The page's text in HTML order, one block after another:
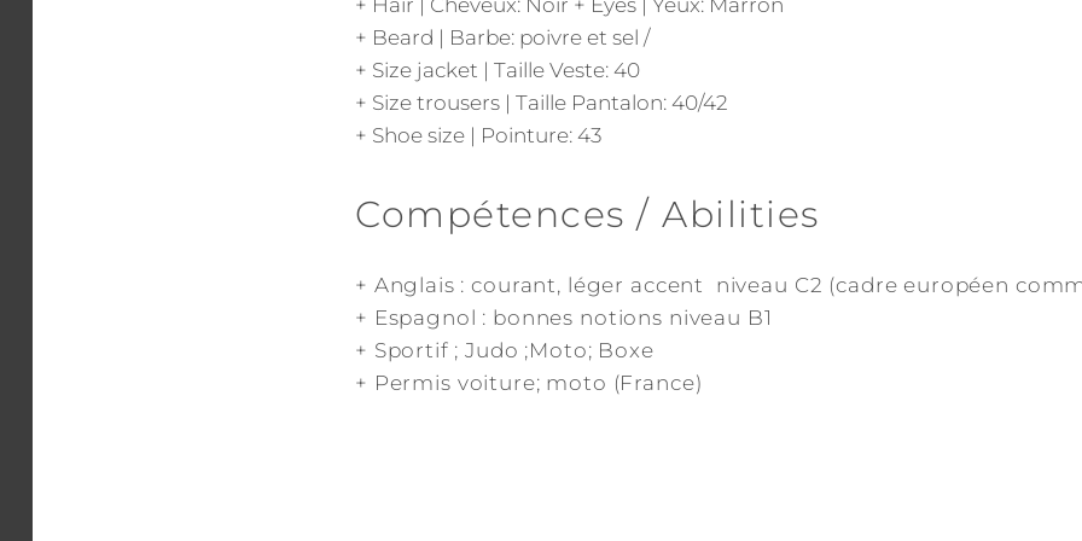
+ Hair | Cheveux: Noir + Eyes | Yeux: Marron
+ Beard | Barbe: poivre et sel /
+ Size jacket | Taille Veste: 40
+ Size trousers | Taille Pantalon: 40/42
+ Shoe size | Pointure: 43
Compétences / Abilities
+ Anglais : courant, léger accent niveau C2 (cadre européen
+ Espagnol : bonnes notions niveau B1
+ Sportif ; Judo ;Moto; Boxe
+ Permis voiture; moto (France)